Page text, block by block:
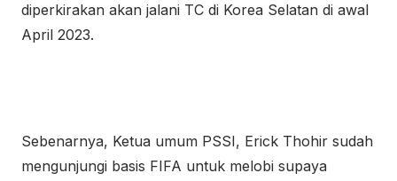
diperkirakan akan jalani TC di Korea Selatan di awal
April 2023.
Sebenarnya, Ketua umum PSSI, Erick Thohir sudah
mengunjungi basis FIFA untuk melobi supaya